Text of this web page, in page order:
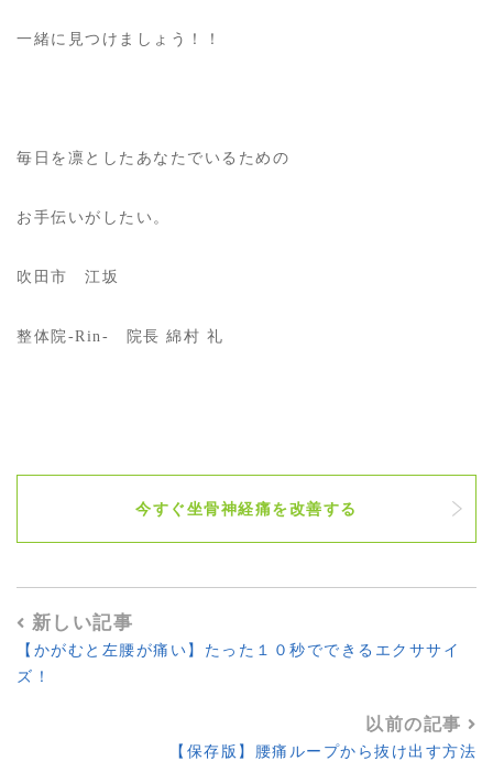
一緒に見つけましょう！！
毎日を凛としたあなたでいるための
お手伝いがしたい。
吹田市 江坂
整体院-Rin- 院長 綿村 礼
今すぐ坐骨神経痛を改善する
新しい記事
【かがむと左腰が痛い】たった１０秒でできるエクササイ
ズ！
以前の記事
【保存版】腰痛ループから抜け出す方法